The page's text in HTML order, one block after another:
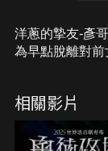
洋蔥的摯友-彥哥
為早點脫離對
相關影片